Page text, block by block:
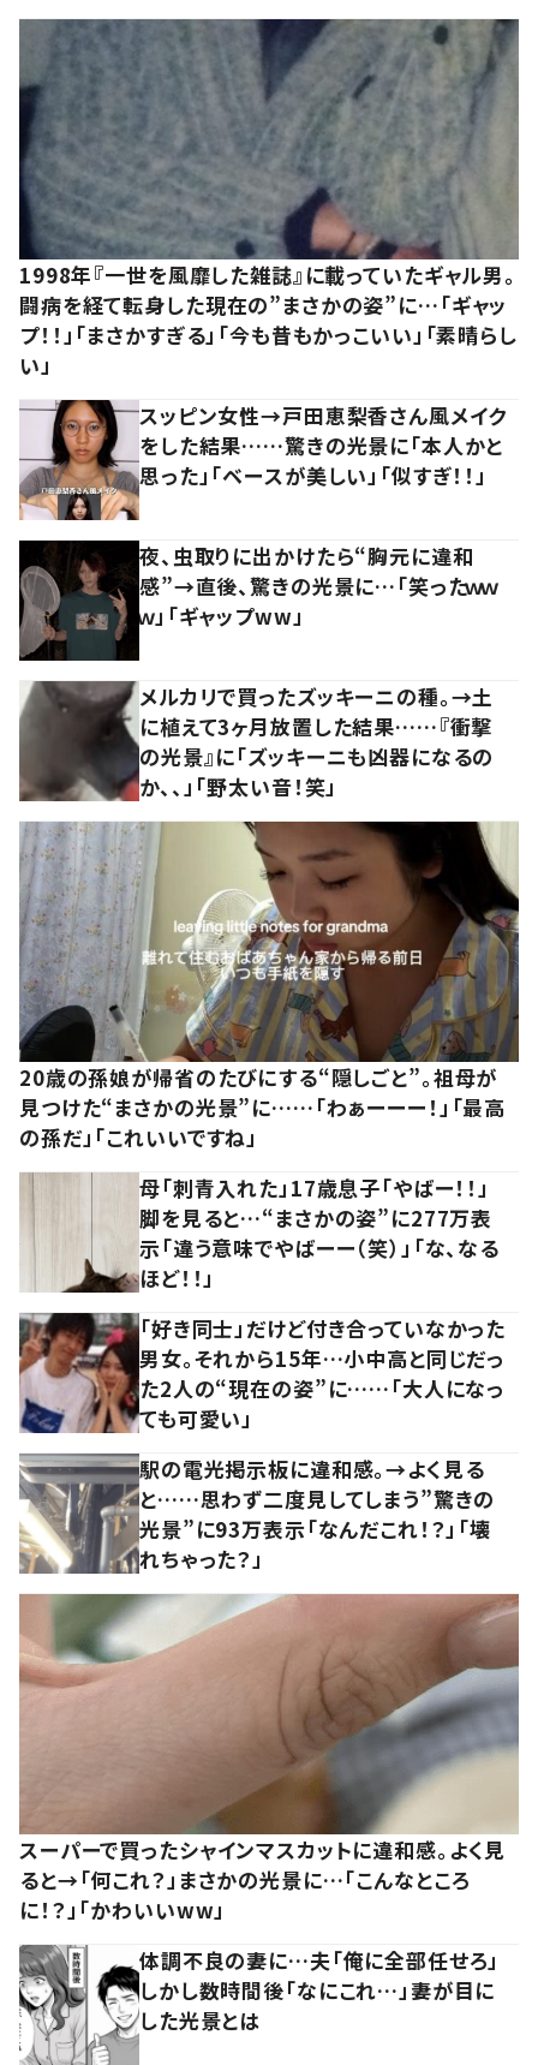
1998年『一世を風靡した雑誌』に載っていたギャル男。
闘病を経て転身した現在の”まさかの姿”に…「ギャッ
プ！！」「まさかすぎる」「今も昔もかっこいい」「素晴らし
い」
スッピン女性→戸田恵梨香さん風メイク
をした結果……驚きの光景に「本人かと
思った」「ベースが美しい」「似すぎ！！」
夜、虫取りに出かけたら“胸元に違和
感”→直後、驚きの光景に…「笑ったｗｗ
ｗ」「ギャップww」
メルカリで買ったズッキーニの種。→土
に植えて3ヶ月放置した結果……『衝撃
の光景』に「ズッキーニも凶器になるの
か、、」「野太い音！笑」
20歳の孫娘が帰省のたびにする“隠しごと”。祖母が
見つけた“まさかの光景”に……「わぁーーー！」「最高
の孫だ」「これいいですね」
母「刺青入れた」17歳息子「やばー！！」
脚を見ると…“まさかの姿”に277万表
示「違う意味でやばーー（笑）」「な、なる
ほど！！」
「好き同士」だけど付き合っていなかった
男女。それから15年…小中高と同じだっ
た2人の“現在の姿”に……「大人になっ
ても可愛い」
駅の電光掲示板に違和感。→よく見る
と……思わず二度見してしまう”驚きの
光景”に93万表示「なんだこれ！？」「壊
れちゃった？」
スーパーで買ったシャインマスカットに違和感。よく見
ると→「何これ？」まさかの光景に…「こんなところ
に！？」「かわいいww」
体調不良の妻に…夫「俺に全部任せろ」
しかし数時間後「なにこれ…」妻が目に
した光景とは